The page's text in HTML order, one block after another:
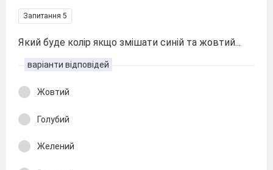
Запитання 5
Який буде колір якщо змішати синій та жовтий...
варіанти відповідей
Жовтий
Голубий
Желений